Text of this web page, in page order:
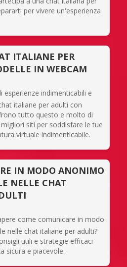
per vivere un'esperienza
ITALIANE PER
IN WEBCAM
esperienze indimenticabili e
italiane per adulti con
tutto questo e molto di
siti per soddisfare le tue
virtuale indimenticabile.
IN MODO ANONIMO
NELLE CHAT
come comunicare in modo
nelle chat italiane per adulti?
utili e strategie efficaci
sicura e piacevole.